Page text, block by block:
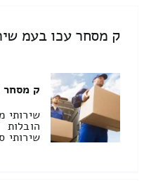
ק מסחר עכו בעמ
ק מסחר
שירותי
הובלות